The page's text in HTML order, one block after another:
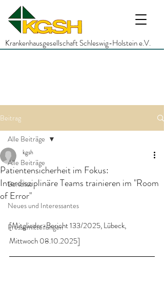
Krankenhausgesellschaft Schleswig-Holstein e.V.
Beitrag
Alle Beiträge
Berichte
Neues und Interessantes
Pressemitteilungen
Alle Beiträge
Patientensicherheit im Fokus:
Interdisziplinäre Teams trainieren im "Room
of Error"
kgsh
[Mitglieder-Bericht 133/2025, Lübeck,
Mittwoch 08.10.2025]